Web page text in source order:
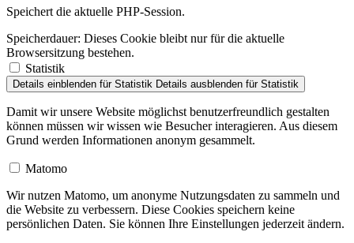
Speichert die aktuelle PHP-Session.
Speicherdauer: Dieses Cookie bleibt nur für die aktuelle
Browsersitzung bestehen.
Statistik
Details einblenden für Statistik Details ausblenden für Statistik
Damit wir unsere Website möglichst benutzerfreundlich gestalten
können müssen wir wissen wie Besucher interagieren. Aus diesem
Grund werden Informationen anonym gesammelt.
Matomo
Wir nutzen Matomo, um anonyme Nutzungsdaten zu sammeln und
die Website zu verbessern. Diese Cookies speichern keine
persönlichen Daten. Sie können Ihre Einstellungen jederzeit ändern.